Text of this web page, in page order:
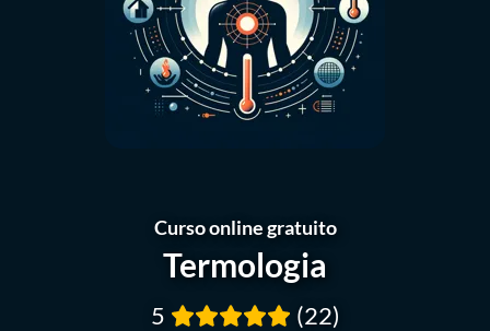
Curso online gratuito
Termologia
5 (22)